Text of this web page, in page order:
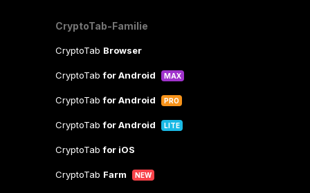
CryptoTab-Familie
CryptoTab Browser
CryptoTabfor Android MAX
CryptoTabfor Android PRO
CryptoTabfor Android LITE
CryptoTabfor iOS
CryptoTab Farm NEW